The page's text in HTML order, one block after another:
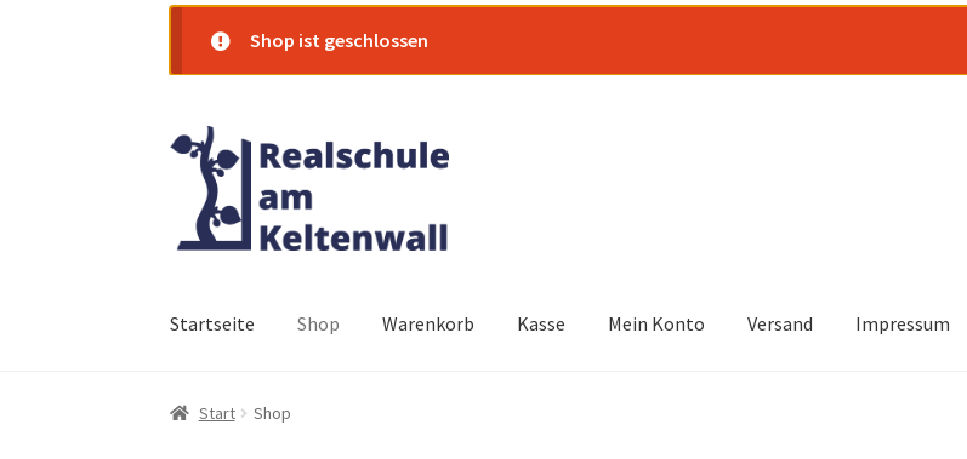
Shop ist geschlossen
Zur
Navigation
springen
Zum
Inhalt
springen
Startseite Shop Warenkorb Kasse Mein Konto Versand Impressum
Start Shop